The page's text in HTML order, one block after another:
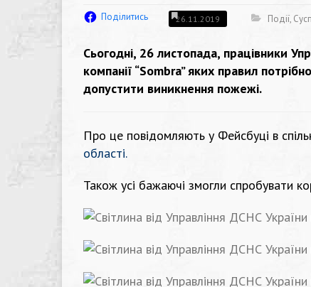
Поділитись 26.11.2019 Події,
Сьогодні, 26 листопада, працівники
компанії “Sombra” яких правил
допустити виникнення пожежі.
Про це повідомляють у Фейсбуці в
області.
Також усі бажаючі змогли спробувати